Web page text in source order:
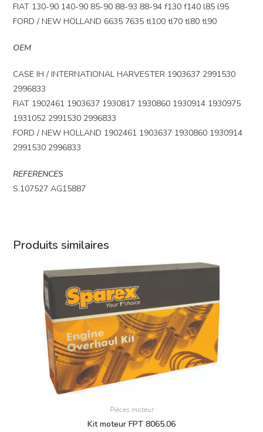
FIAT 130-90 140-90 85-90 88-93 88-94 f130 f140 l85 l95
FORD / NEW HOLLAND 6635 7635 tl100 tl70 tl80 tl90
OEM
CASE IH / INTERNATIONAL HARVESTER 1903637 2991530
2996833
FIAT 1902461 1903637 1930817 1930860 1930914 1930975
1931052 2991530 2996833
FORD / NEW HOLLAND 1902461 1903637 1930860 1930914
2991530 2996833
REFERENCES
S.107527 AG15887
Produits similaires
Pièces moteur
Kit moteur FPT 8065.06